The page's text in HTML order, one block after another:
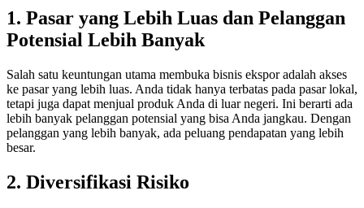
1. Pasar yang Lebih Luas dan Pelanggan
Potensial Lebih Banyak
Salah satu keuntungan utama membuka bisnis ekspor adalah akses
ke pasar yang lebih luas. Anda tidak hanya terbatas pada pasar lokal,
tetapi juga dapat menjual produk Anda di luar negeri. Ini berarti ada
lebih banyak pelanggan potensial yang bisa Anda jangkau. Dengan
pelanggan yang lebih banyak, ada peluang pendapatan yang lebih
besar.
2. Diversifikasi Risiko